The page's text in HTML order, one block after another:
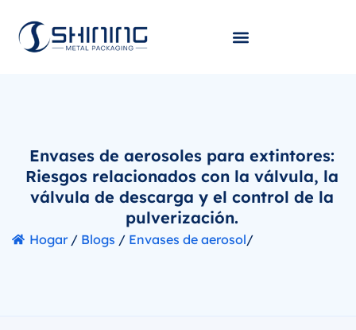
Envases de aerosoles para extintores:
Riesgos relacionados con la válvula, la
válvula de descarga y el control de la
pulverización.
Hogar/ Blogs / Envases de aerosol/